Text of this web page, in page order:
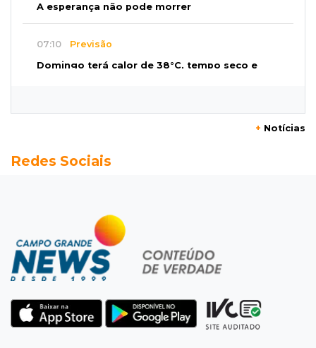
A esperança não pode morrer
07:10 Previsão
Domingo terá calor de 38°C, tempo seco e
sonho de ser pais chegou
Briga em bar na 14 termina com rapaz de 21
anos morto a facada
07:01Editorial
promessas, mas deixam a conta para depois
+ Notícias
Redes Sociais